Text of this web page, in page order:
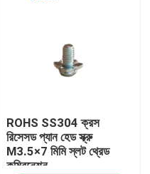
ROHS SS304 ক্রস
রিসেসড প্যান হেড স্ক্রু
M3.5×7 মিমি স্লট থ্রেড
কম্বিনেশন